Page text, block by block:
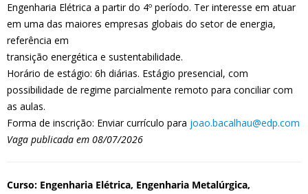
Engenharia Elétrica a partir do 4º período. Ter interesse em atuar
em uma das maiores empresas globais do setor de energia,
referência em
transição energética e sustentabilidade.
Horário de estágio: 6h diárias. Estágio presencial, com
possibilidade de regime parcialmente remoto para conciliar com
as aulas.
Forma de inscrição: Enviar currículo para joao.bacalhau@edp.com
Vaga publicada em 08/07/2026
Curso: Engenharia Elétrica, Engenharia Metalúrgica,